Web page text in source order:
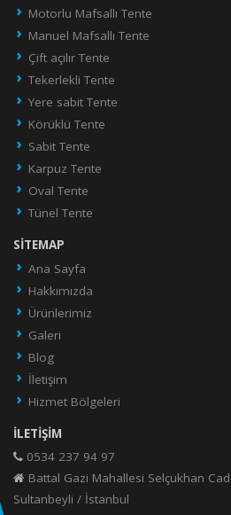
Motorlu Mafsallı Tente
Manuel Mafsallı Tente
Çift açılır Tente
Tekerlekli Tente
Yere sabit Tente
Körüklü Tente
Sabit Tente
Karpuz Tente
Oval Tente
Tünel Tente
SITEMAP
Ana Sayfa
Hakkımızda
Ürünlerimiz
Galeri
Blog
İletişim
Hizmet Bölgeleri
İLETIŞIM
0534 237 94 97
Battal Gazi Mahallesi Selçukhan
Sultanbeyli / İstanbul